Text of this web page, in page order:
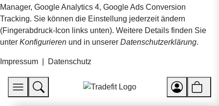
Manager, Google Analytics 4, Google Ads Conversion
Tracking. Sie können die Einstellung jederzeit ändern
(Fingerabdruck-Icon links unten). Weitere Details finden Sie
unter Konfigurieren und in unserer Datenschutzerklärung.
Impressum Datenschutz